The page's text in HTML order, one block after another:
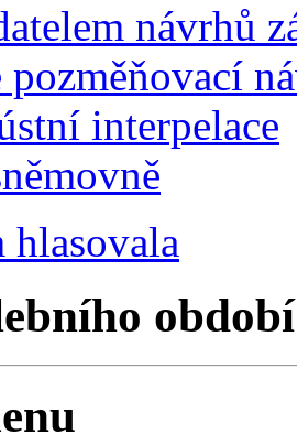
návrhů
pozměňovací
interpelace
hlasovala
období